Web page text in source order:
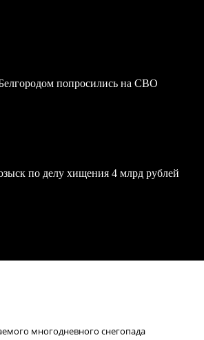
попросились на СВО
по делу хищения 4 млрд рублей
многодневного снегопада